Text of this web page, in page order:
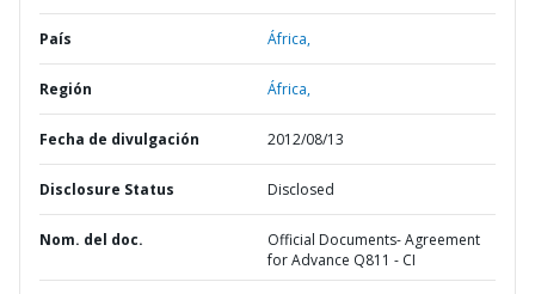
País África,
Región África,
Fecha de divulgación 2012/08/13
Disclosure Status Disclosed
Nom. del doc.
Official Documents- Agreement
for Advance Q811 - CI